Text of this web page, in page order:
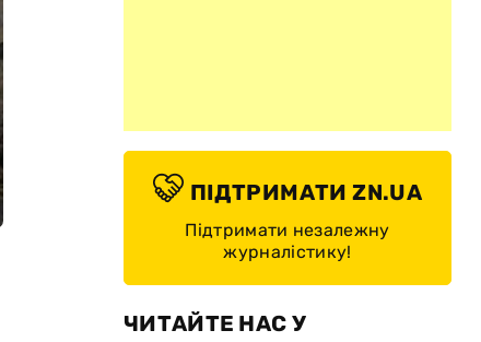
ПІДТРИМАТИ ZN.UA
Підтримати незалежну
журналістику!
ЧИТАЙТЕ НАС У